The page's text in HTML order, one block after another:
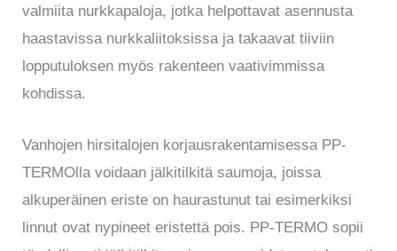
valmiita nurkkapaloja, jotka helpottavat asennusta
haastavissa nurkkaliitoksissa ja takaavat tiiviin
lopputuloksen myös rakenteen vaativimmissa
kohdissa.
Vanhojen hirsitalojen korjausrakentamisessa PP-
TERMOlla voidaan jälkitilkitä saumoja, joissa
alkuperäinen eriste on haurastunut tai esimerkiksi
linnut ovat nypineet eristettä pois. PP-TERMO sopii